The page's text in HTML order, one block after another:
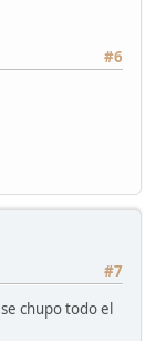
#6
#7
chupo todo el